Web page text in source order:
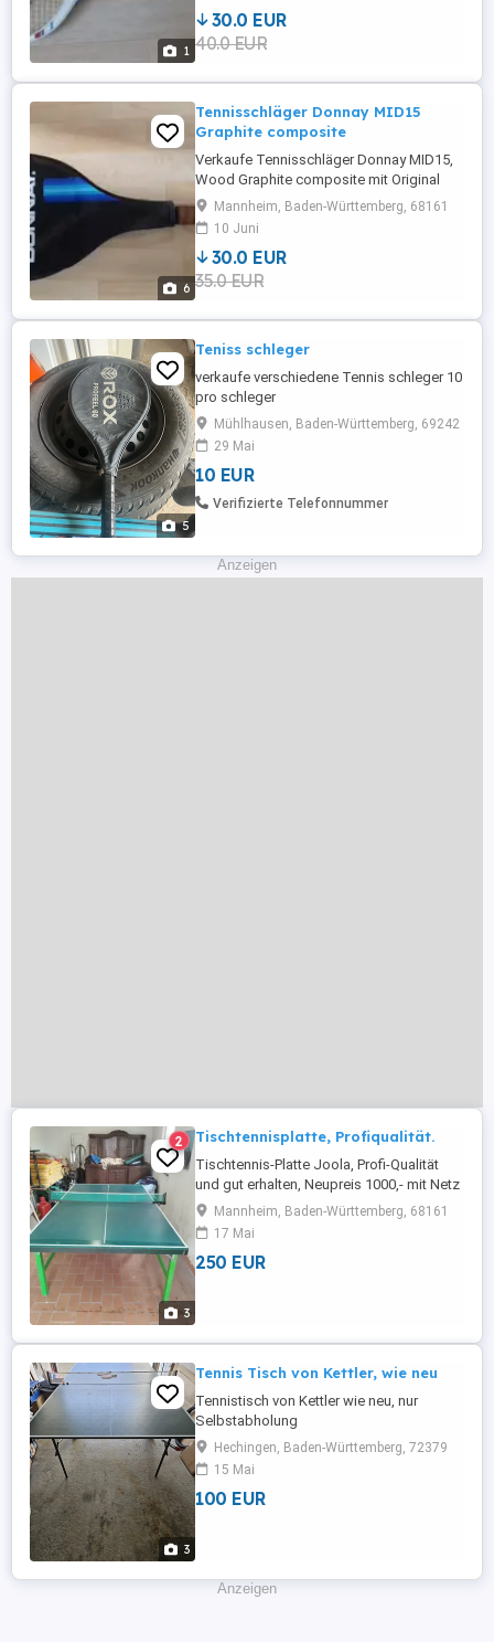
1
30.0 EUR
40.0 EUR
6
Tennisschläger Donnay MID15
Graphite composite
Verkaufe Tennisschläger Donnay MID15,
Wood Graphite composite mit Original
Hülle. Unbenutzt. Original besaitet mit
Dunlop Bällen, Unbenutzt.
Selbstabholung, kein Versand !!!
Mannheim, Baden-Württemberg, 68161
10 Juni
30.0 EUR
35.0 EUR
5
Teniss schleger
verkaufe verschiedene Tennis schleger 10
pro schleger
Mühlhausen, Baden-Württemberg, 69242
29 Mai
10 EUR
Verifizierte Telefonnummer
Anzeigen
3
2 Tischtennisplatte, Profiqualität.
Tischtennis-Platte Joola, Profi-Qualität
und gut erhalten, Neupreis 1000,- mit Netz
für Selbstabholer.
Mannheim, Baden-Württemberg, 68161
17 Mai
250 EUR
3
Tennis Tisch von Kettler, wie neu
Tennistisch von Kettler wie neu, nur
Selbstabholung
Hechingen, Baden-Württemberg, 72379
15 Mai
100 EUR
Anzeigen